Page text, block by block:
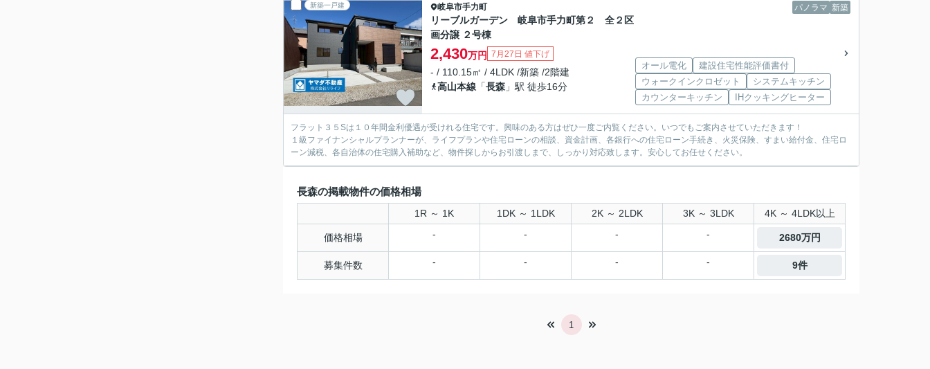
新築一戸建 パノラマ 新築
岐阜市手力町
リーブルガーデン 岐阜市手力町第２ 全２区
画分譲 ２号棟
2,430万円 7月27日 値下げ
- / 110.15㎡ / 4LDK /新築 /2階建
高山本線 「長森 」駅 徒歩16分
オール電化
建設住宅性能評価書付
ウォークインクロゼット
システムキッチン
カウンターキッチン
IHクッキングヒーター
フラット３５Sは１０年間金利優遇が受けれる住宅です。興味のある方はぜひ一度ご内覧ください。いつでもご案内させていただきます！
１級ファイナンシャルプランナーが、ライフプランや住宅ローンの相談、資金計画、各銀行への住宅ローン手続き、火災保険、すまい給付金、住宅ロ
ーン減税、各自治体の住宅購入補助など、物件探しからお引渡しまで、しっかり対応致します。安心してお任せください。
長森の掲載物件の価格相場
1R ～ 1K 1DK ～ 1LDK 2K ～ 2LDK 3K ～ 3LDK 4K ～ 4LDK以上
価格相場 - - - - 2680万円
募集件数 - - - - 9件
1